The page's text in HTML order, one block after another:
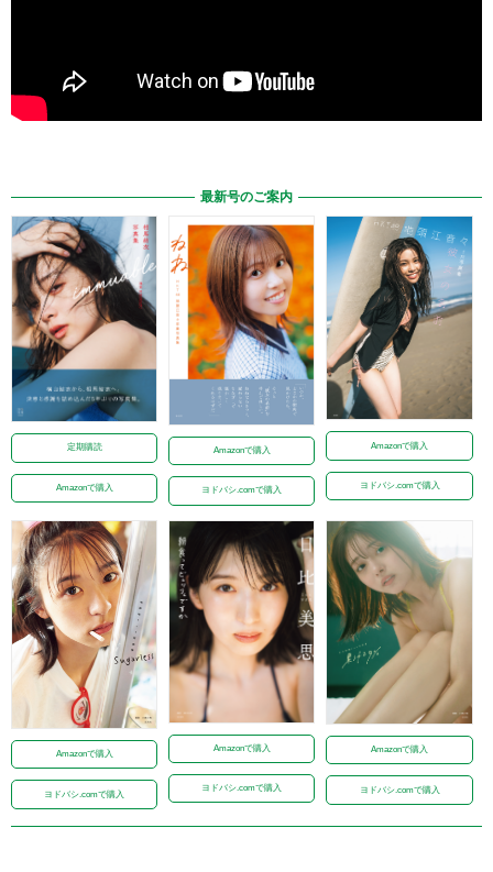
最新号のご案内
定期購読
Amazonで購入
Amazonで購入
ヨドバシ.comで購入
Amazonで購入
ヨドバシ.comで購入
Amazonで購入
ヨドバシ.comで購入
Amazonで購入
ヨドバシ.comで購入
Amazonで購入
ヨドバシ.comで購入